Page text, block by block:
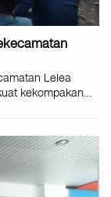
Lelea
kekompakan…